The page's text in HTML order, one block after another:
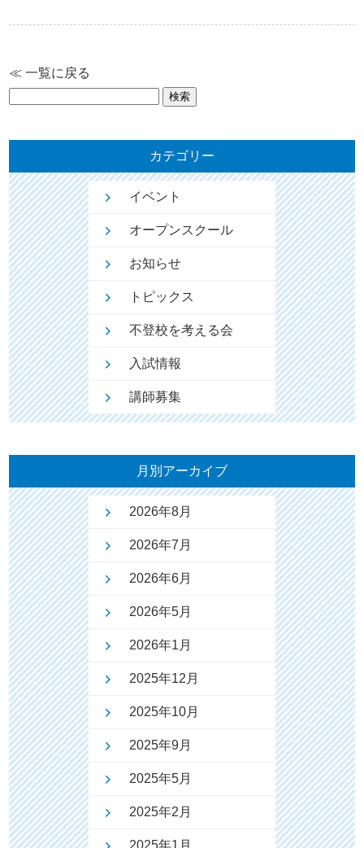
≪ 一覧に戻る
カテゴリー
イベント
オープンスクール
お知らせ
トピックス
不登校を考える会
入試情報
講師募集
月別アーカイブ
2026年8月
2026年7月
2026年6月
2026年5月
2026年1月
2025年12月
2025年10月
2025年9月
2025年5月
2025年2月
2025年1月